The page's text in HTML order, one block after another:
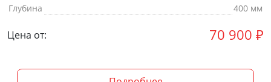
Глубина
400 мм
Цена от: 70 900 ₽